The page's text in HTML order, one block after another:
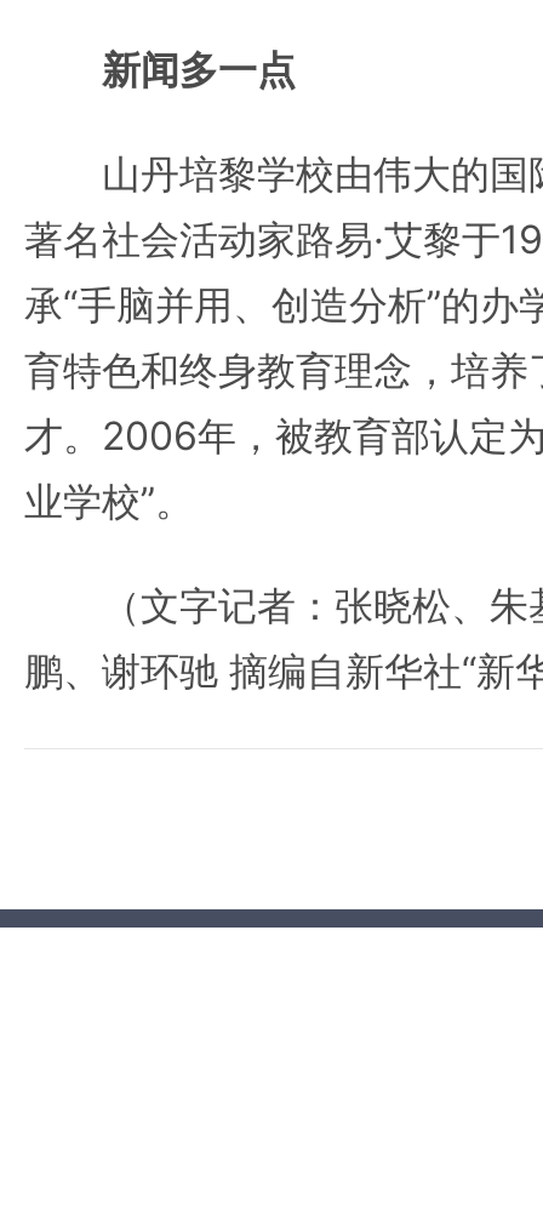
新闻多一点
山丹培黎学校由伟大的国
著名社会活动家路易·艾黎于
承“手脑并用、创造分析”的办
育特色和终身教育理念，培
才。2006年，被教育部认定
业学校”。
（文字记者：张晓松、朱
鹏、谢环驰 摘编自新华社“新